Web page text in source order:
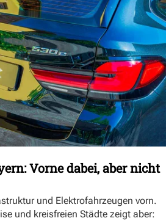
Vorne dabei, aber nicht
und Elektrofahrzeugen vorn.
und kreisfreien Städte zeigt aber: